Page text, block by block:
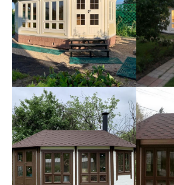
2661 2662 2663
палитру для вашей
домика для
2666 2667 2668
2671 2672 2678
2681
2679 2680
2686
2685
2684
2688
2687
2675